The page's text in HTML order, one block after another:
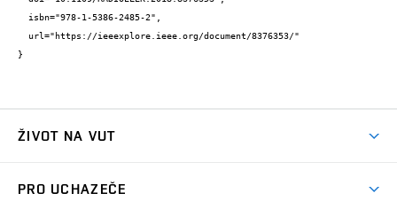
}
ŽIVOT NA VUT
PRO UCHAZEČE